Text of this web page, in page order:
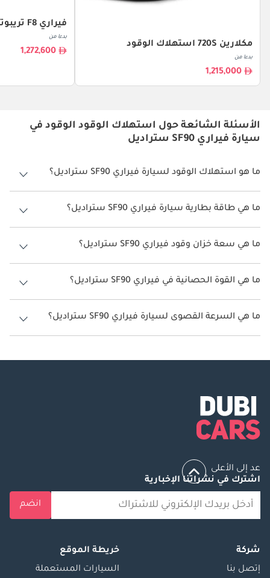
مكلارين 720S استهلاك الوقود
بدءا من
1,215,000
فيراري F8 تريبوتو استهلاك الوقود
بدءا من
1,272,600
الأسئلة الشائعة حول استهلاك الوقود الوقود في
سيارة فيراري SF90 ستراديل
ما هو استهلاك الوقود لسيارة فيراري SF90 ستراديل؟
يتراوح استهلاك الوقود لسيارة فيراري SF90 ستراديل بين 6 كم/ليتر.
ما هي طاقة بطارية سيارة فيراري SF90 ستراديل؟
طاقة بطارية سيارة فيراري SF90 ستراديل هي 7.9 كيلوواط/ساعة.
ما هي سعة خزان وقود فيراري SF90 ستراديل؟
سعة خزان وقود فيراري SF90 ستراديل 68 ليتر.
ما هي القوة الحصانية في فيراري SF90 ستراديل؟
تنتج فيراري SF90 ستراديل قوة 986 حصان.
ما هي السرعة القصوى لسيارة فيراري SF90 ستراديل؟
السرعة القصوى لسيارة فيراري SF90 ستراديل هي 340 كم/الساعة.
عد إلى الأعلى
اشترك في نشراتنا الإخبارية
انضم
شركة
إتصل بنا
خريطة الموقع
السيارات المستعملة